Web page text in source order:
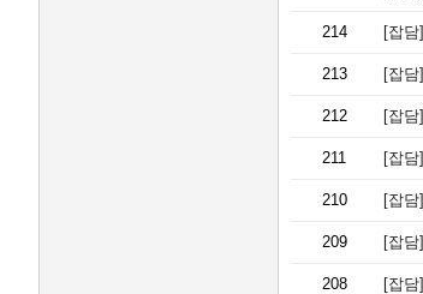
214 [잡담]
213 [잡담]
212 [잡담]
211 [잡담]
210 [잡담]
209 [잡담]
208 [잡담]